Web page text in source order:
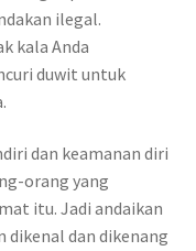
ilegal.
kala Anda
duwit untuk
dan keamanan diri
orang yang
itu. Jadi andaikan
dikenal dan dikenang